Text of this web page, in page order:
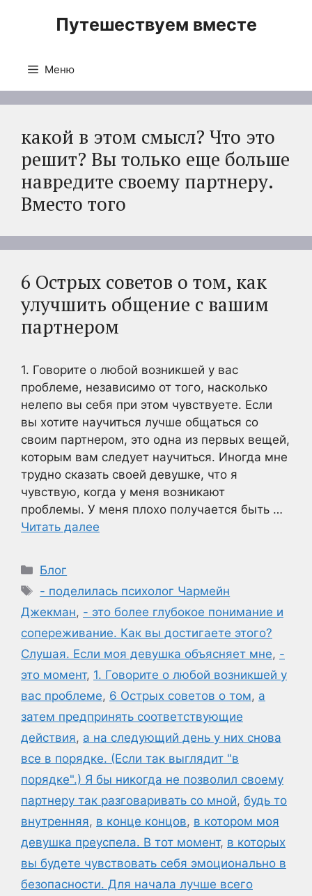
Путешествуем вместе
Меню
какой в этом смысл? Что это
решит? Вы только еще больше
навредите своему партнеру.
Вместо того
6 Острых советов о том, как
улучшить общение с вашим
партнером
1. Говорите о любой возникшей у вас
проблеме, независимо от того, насколько
нелепо вы себя при этом чувствуете. Если
вы хотите научиться лучше общаться со
своим партнером, это одна из первых вещей,
которым вам следует научиться. Иногда мне
трудно сказать своей девушке, что я
чувствую, когда у меня возникают
проблемы. У меня плохо получается быть …
Читать далее
Рубрики
Блог
Метки
- поделилась психолог Чармейн
Джекман, - это более глубокое понимание и
сопереживание. Как вы достигаете этого?
Слушая. Если моя девушка объясняет мне, -
это момент, 1. Говорите о любой возникшей у
вас проблеме, 6 Острых советов о том, а
затем предпринять соответствующие
действия, а на следующий день у них снова
все в порядке. (Если так выглядит "в
порядке".) Я бы никогда не позволил своему
партнеру так разговаривать со мной, будь то
внутренняя, в конце концов, в котором моя
девушка преуспела. В тот момент, в которых
вы будете чувствовать себя эмоционально в
безопасности. Для начала лучше всего